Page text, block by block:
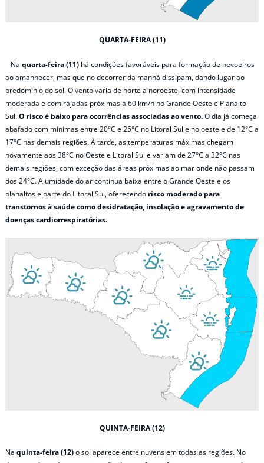
QUARTA-FEIRA (11)
Na quarta-feira (11) há condições favoráveis para formação de nevoeiros
ao amanhecer, mas que no decorrer da manhã dissipam, dando lugar ao
predomínio do sol. O vento varia de norte a noroeste, com intensidade
moderada e com rajadas próximas a 60 km/h no Grande Oeste e Planalto
Sul.O risco é baixo para ocorrências associadas ao vento.O dia já começa
abafado com mínimas entre 20°C e 25°C no Litoral Sul e no oeste e de 12°C a
17°C nas demais regiões. À tarde, as temperaturas máximas chegam
novamente aos 38°C no Oeste e Litoral Sul e variam de 27°C a 32°C nas
demais regiões, com exceção das áreas próximas ao mar onde não passam
dos 24°C. A umidade do ar continua baixa entre o Grande Oeste e os
planaltos e parte do Litoral Sul, oferecendo risco moderado para
transtornos à saúde como desidratação, insolação e agravamento de
doenças cardiorrespiratórias.
QUINTA-FEIRA (12)
Na quinta-feira (12)o sol aparece entre nuvens em todas as regiões. No